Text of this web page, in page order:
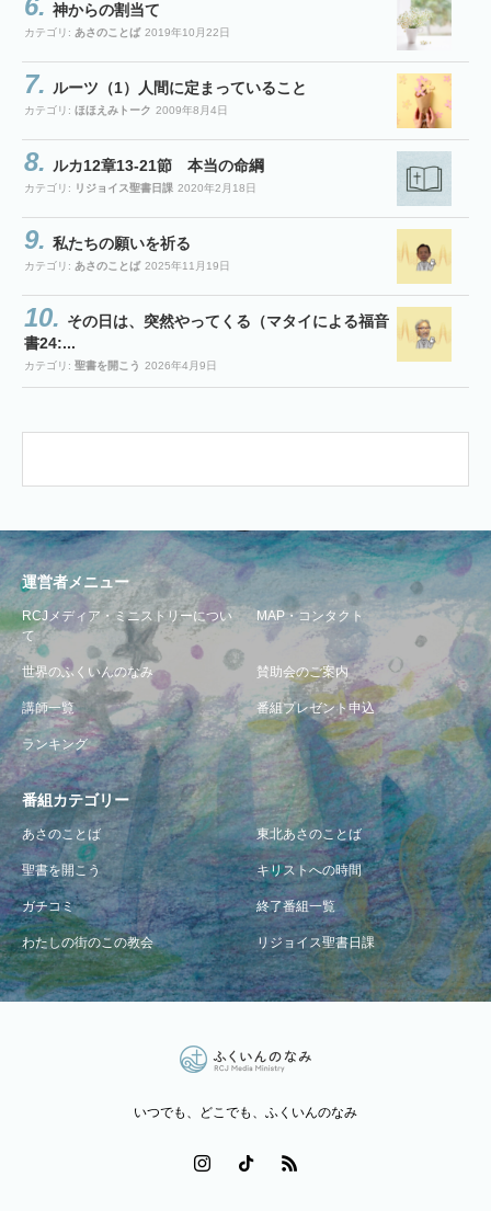
神からの割当て
カテゴリ: あさのことば 2019年10月22日
ルーツ（1）人間に定まっていること
カテゴリ: ほほえみトーク 2009年8月4日
ルカ12章13-21節 本当の命綱
カテゴリ: リジョイス聖書日課 2020年2月18日
私たちの願いを祈る
カテゴリ: あさのことば 2025年11月19日
その日は、突然やってくる（マタイによる福音
書24:...
カテゴリ: 聖書を開こう 2026年4月9日
運営者メニュー
RCJメディア・ミニストリーについ
て
MAP・コンタクト
世界のふくいんのなみ 賛助会のご案内
講師一覧 番組プレゼント申込
ランキング
番組カテゴリー
あさのことば 東北あさのことば
聖書を開こう キリストへの時間
ガチコミ 終了番組一覧
わたしの街のこの教会 リジョイス聖書日課
いつでも、どこでも、ふくいんのなみ